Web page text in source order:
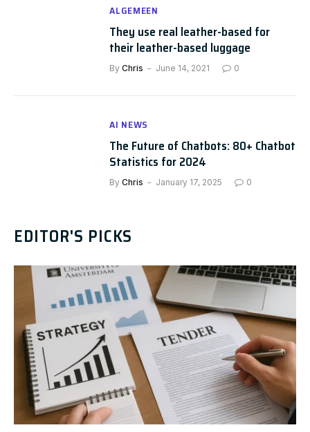
ALGEMEEN
They use real leather-based for
their leather-based luggage
By Chris June 14, 2021 0
AI NEWS
The Future of Chatbots: 80+ Chatbot
Statistics for 2024
By Chris January 17, 2025 0
EDITOR'S PICKS